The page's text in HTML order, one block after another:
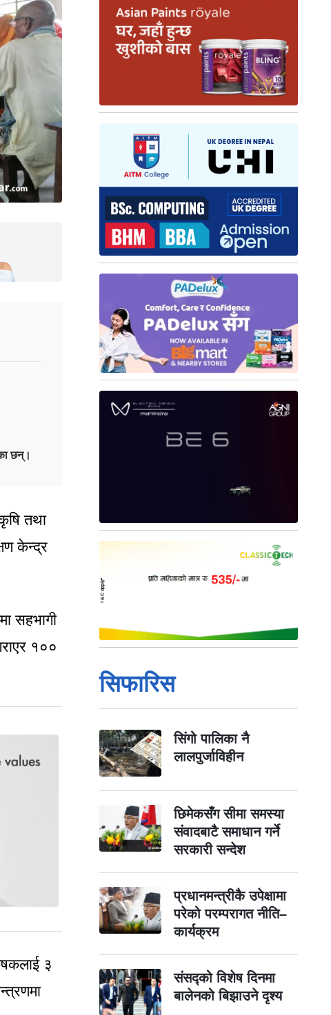
छन्।
तथा
केन्द्र
सहभागी
१००
३
सिफारिस
सिंगो पालिका नै
लालपुर्जाविहीन
छिमेकसँग सीमा समस्या
संवादबाटै समाधान गर्ने
सरकारी सन्देश
प्रधानमन्त्रीकै उपेक्षामा
परेको परम्परागत नीति–
कार्यक्रम
संसद्को विशेष दिनमा
बालेनको बिझाउने दृश्य